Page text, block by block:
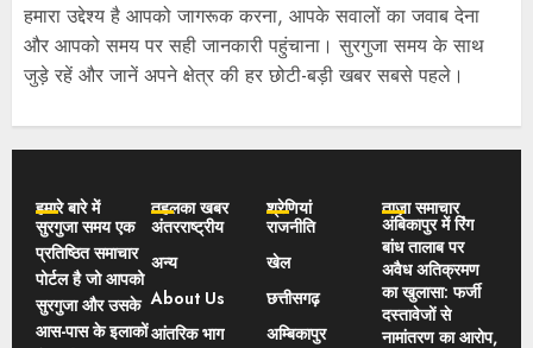
हमारा उद्देश्य है आपको जागरूक करना, आपके सवालों का जवाब देना
और आपको समय पर सही जानकारी पहुंचाना। सुरगुजा समय के साथ
जुड़े रहें और जानें अपने क्षेत्र की हर छोटी-बड़ी खबर सबसे पहले।
हमारे बारे में
सुरगुजा समय एक
प्रतिष्ठित समाचार
पोर्टल है जो आपको
सुरगुजा और उसके
आस-पास के इलाकों
तहलका खबर
अंतरराष्ट्रीय
अन्य
About Us
आंतरिक भाग
श्रेणियां
राजनीति
खेल
छत्तीसगढ़
अम्बिकापुर
ताज़ा समाचार
अंबिकापुर में रिंग
बांध तालाब पर
अवैध अतिक्रमण
का खुलासा: फर्जी
दस्तावेजों से
नामांतरण का आरोप,